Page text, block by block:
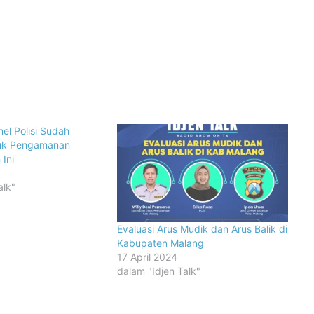
Polisi Sudah
Pengamanan
Ini
Evaluasi Arus Mudik dan Arus Balik di
Kabupaten Malang
17 April 2024
dalam "Idjen Talk"